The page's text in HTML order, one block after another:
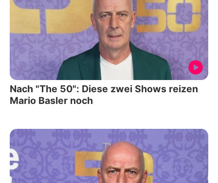
Nach "The 50": Diese zwei Shows reizen
Mario Basler noch